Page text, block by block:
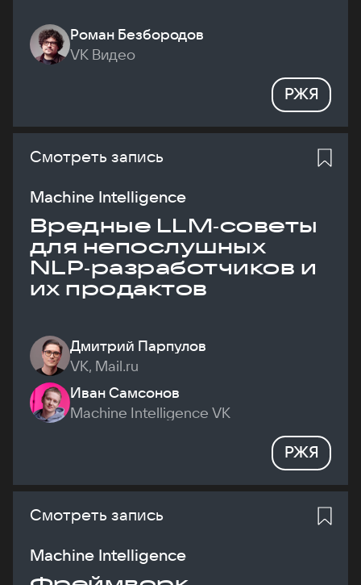
Роман Безбородов
VK Видео
РЖЯ
Смотреть запись
Machine Intelligence
Вредные LLM‑советы
для непослушных
NLP‑разработчиков и
их продактов
Дмитрий Парпулов
VK, Mail.ru
Иван Самсонов
Machine Intelligence VK
РЖЯ
Смотреть запись
Machine Intelligence